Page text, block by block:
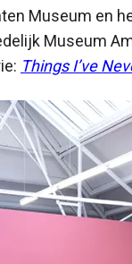
Museum en
Museum
Things I’ve